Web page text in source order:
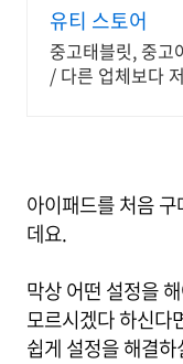
유티 스토어
중고태블릿, 중고
/ 다른 업체보다
아이패드를 처음
데요.
막상 어떤 설정을
모르시겠다 하신다
쉽게 설정을 해결